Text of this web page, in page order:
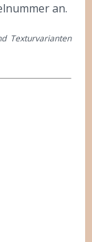
an.
Texturvarianten